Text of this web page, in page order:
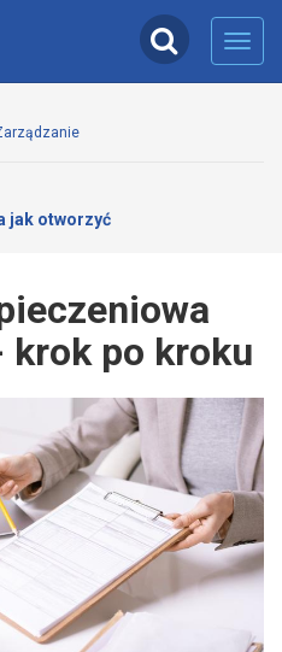
jak otworzyć
krok po kroku